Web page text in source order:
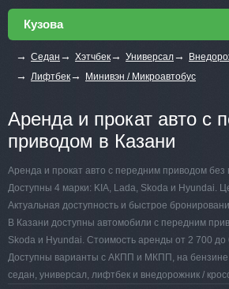
Кузова
→ Седан → Хэтчбек→ Универсал→
→ Лифтбек→ Минивэн / Микроавтобус
Аренда и прокат авто с
приводом в Казани
Аренда и прокат авто с передним приводом без
Доступны 4 марки: KIA, Lada, Skoda и Hyundai.
Актуальная доступность и быстрое
В Казани доступны автомобили с передним
Skoda и Hyundai. Стоимость аренды от 2 700 до
Доступны варианты с АКПП и МКПП, на бензине
седан, универсал, лифтбек и внедорожник /